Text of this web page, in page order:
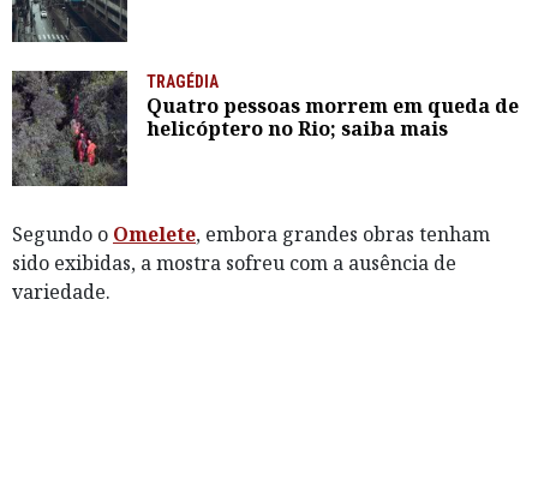
TRAGÉDIA
Quatro pessoas morrem em queda de
helicóptero no Rio; saiba mais
Segundo o Omelete, embora grandes obras tenham
sido exibidas, a mostra sofreu com a ausência de
variedade.